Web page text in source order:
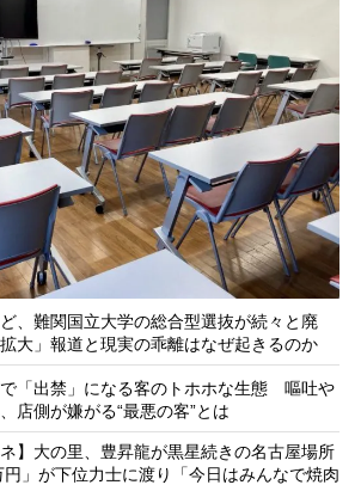
、難関国立大学の総合型選抜が続々と廃
大」報道と現実の乖離はなぜ起きるのか
「出禁」になる客のトホホな生態 嘔吐や
店側が嫌がる“最悪の客”とは
ネ】大の里、豊昇龍が黒星続きの名古屋場所
」が下位力士に渡り「今日はみんなで焼肉